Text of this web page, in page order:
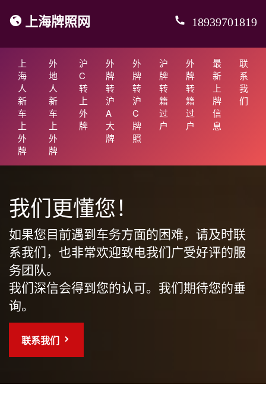
上海牌照网 18939701819
上
海
人
新
车
上
外
牌
外
地
人
新
车
上
外
牌
沪
C
转
上
外
牌
外
牌
转
沪
A
大
牌
外
牌
转
沪
C
牌
照
沪
牌
转
籍
过
户
外
牌
转
籍
过
户
最
新
上
牌
信
息
联
系
我
们
我们更懂您！
如果您目前遇到车务方面的困难，请及时联
系我们，也非常欢迎致电我们广受好评的服
务团队。
我们深信会得到您的认可。我们期待您的垂
询。
联系我们